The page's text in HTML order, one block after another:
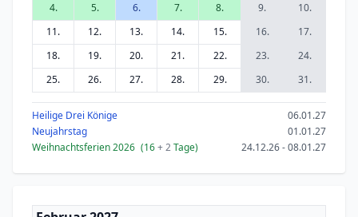
4.
5. 6. 7. 8. 9.
10.
11.
12. 13. 14. 15. 16.
17.
18.
19. 20. 21. 22. 23.
24.
25.
26. 27. 28. 29. 30. 31.
Heilige Drei Könige
06.01.27
Neujahrstag
01.01.27
Weihnachtsferien 2026 (16+ 2Tage) 24.12.26 - 08.01.27